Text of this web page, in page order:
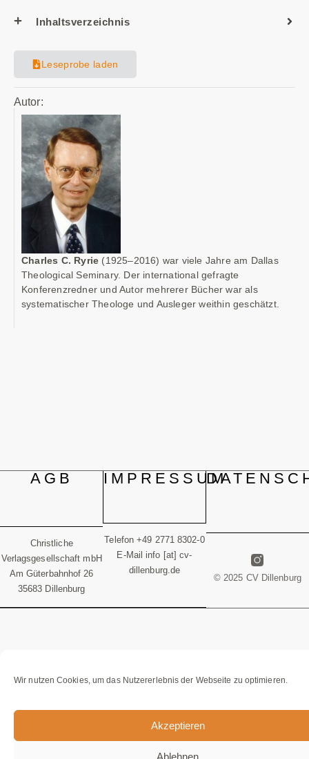
Wir nutzen Cookies, um das Nutzererlebnis der Webseite zu optimieren.
Akzeptieren
Ablehnen
Inhaltsverzeichnis
Leseprobe laden
Autor:
Charles C. Ryrie (1925–2016) war viele Jahre am Dallas
Theological Seminary. Der international gefragte
Konferenzredner und Autor mehrerer Bücher war als
systematischer Theologe und Ausleger weithin geschätzt.
AGB
Christliche
Verlagsgesellschaft mbH
Am Güterbahnhof 26
35683 Dillenburg
IMPRESSUM
Telefon +49 2771 8302-0
E-Mail info [at] cv-
dillenburg.de
© 2025 CV Dillenburg